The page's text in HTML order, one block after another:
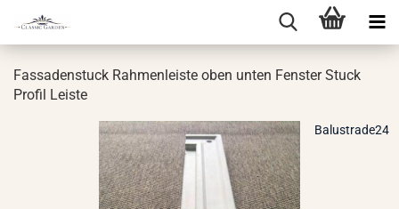
Fas­sa­den­stuck Rah­men­leis­te oben unten Fens­ter Stuck
Pro­fil Leis­te
Balustrade24